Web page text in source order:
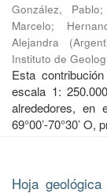
González, Pablo;
Marcelo;
Alejandra
(
Instituto de
Esta
escala 1:
alrededores, en
69°00’-70°30’
Hoja